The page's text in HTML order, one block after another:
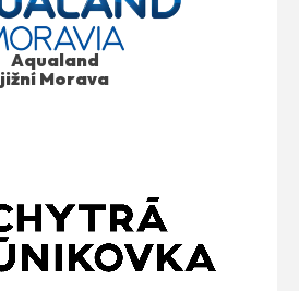
Aqualand
jižní Morava